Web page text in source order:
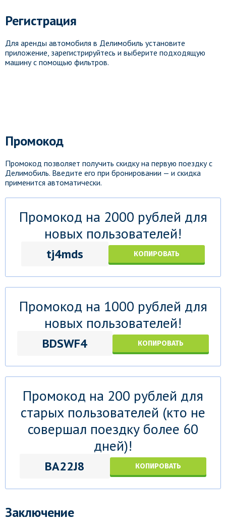
Регистрация
Для аренды автомобиля в Делимобиль установите
приложение, зарегистрируйтесь и выберите подходящую
машину с помощью фильтров.
Промокод
Промокод позволяет получить скидку на первую поездку с
Делимобиль. Введите его при бронировании — и скидка
применится автоматически.
Промокод на 2000 рублей для
новых пользователей!
tj4mds КОПИРОВАТЬ
Промокод на 1000 рублей для
новых пользователей!
BDSWF4 КОПИРОВАТЬ
Промокод на 200 рублей для
старых пользователей (кто не
совершал поездку более 60
дней)!
BA22J8 КОПИРОВАТЬ
Заключение